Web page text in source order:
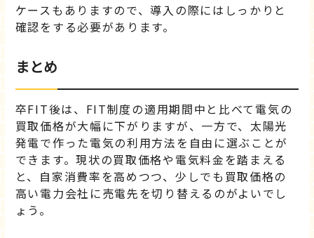
ケースもありますので、導入の際にはしっかりと
確認をする必要があります。
まとめ
卒FIT後は、FIT制度の適用期間中と比べて電気の
買取価格が大幅に下がりますが、一方で、太陽光
発電で作った電気の利用方法を自由に選ぶことが
できます。現状の買取価格や電気料金を踏まえる
と、自家消費率を高めつつ、少しでも買取価格の
高い電力会社に売電先を切り替えるのがよいでし
ょう。